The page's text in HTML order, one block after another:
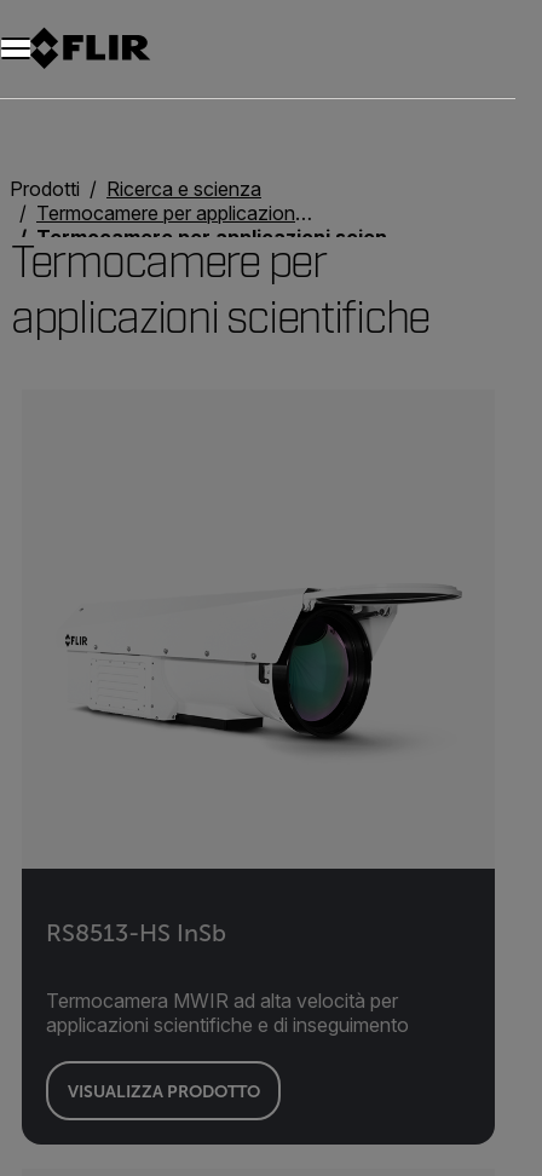
Unread messages
Modello
Rimuovi
articoli
articolo
Aggiungi al carrello
Aggiunto al carrello
Prodotti
Ricerca e scienza
Termocamere per applicazioni scientifiche e di ricerca
Termocamere per applicazioni scientifiche
Termocamere per
applicazioni scientifiche
RS8513-HS InSb
Termocamera MWIR ad alta velocità per
applicazioni scientifiche e di inseguimento
VISUALIZZA PRODOTTO